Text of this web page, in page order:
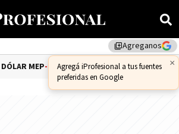
library_addAgreganos
×
Agregá iProfesional a tus fuentes
preferidas en Google
DÓLAR MEP-0.54%$1,510.79